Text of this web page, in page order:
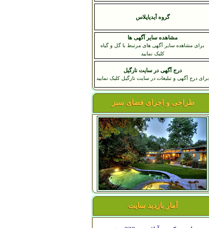
گروه آیدیاپلاس
مشاهده سایر آگهی ها
برای مشاهده سایر آگهی های مرتبط با گل و گیاه
کلیک نمایید
درج آگهی در سایت نارگیل
برای درج آگهی و تبلیغات در سایت نارگیل کلیک نمایید
طراحی و اجرای فضای سبز
آمار بازدید سایت